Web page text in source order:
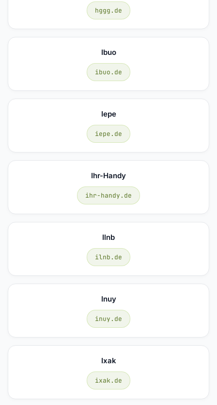
hggg.de
Ibuo
ibuo.de
Iepe
iepe.de
Ihr-Handy
ihr-handy.de
Ilnb
ilnb.de
Inuy
inuy.de
Ixak
ixak.de